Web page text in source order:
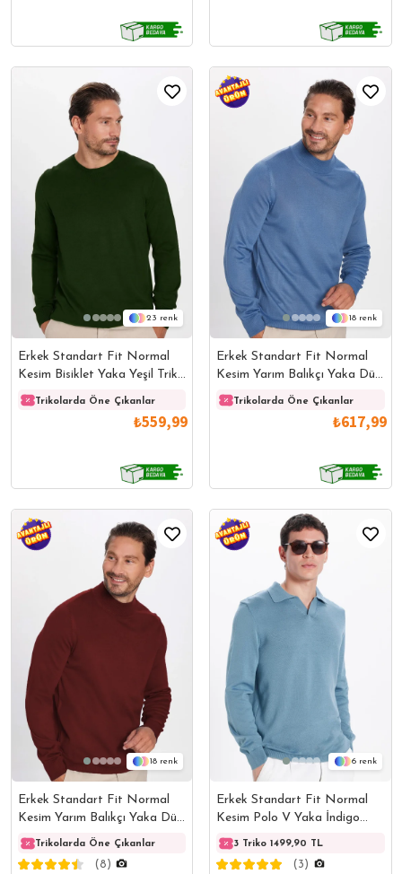
23
Erkek Standart Fit Normal
Kesim Bisiklet Yaka Yeşil Triko
Kazak
Trikolarda Öne Çıkanlar Trikolarda Öne Çıkanlar
₺559,99
18
Erkek Standart Fit Normal
Kesim Yarım Balıkçı Yaka Düz
İndigo Triko Kazak
Trikolarda Öne Çıkanlar
₺617,99
18
Erkek Standart Fit Normal
Kesim Yarım Balıkçı Yaka Düz
Bordo Triko Kazak
Trikolarda Öne Çıkanlar Trikolarda Öne Çıkanlar
(8)
6
Erkek Standart Fit Normal
Kesim Polo V Yaka İndigo
Triko Kazak
3 Triko 1499,90 TL
(3)